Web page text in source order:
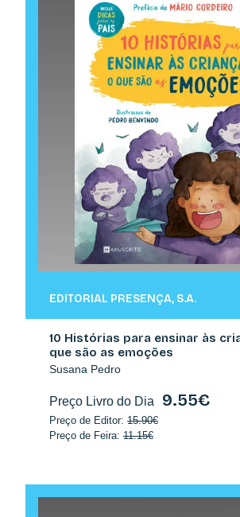
EDITORIAL PRESENÇA, S.A.
10 Histórias para ensinar às
que são as emoções
Susana Pedro
Preço Livro do Dia 9.55€
Preço de Editor: 15.90€
Preço de Feira: 11.15€